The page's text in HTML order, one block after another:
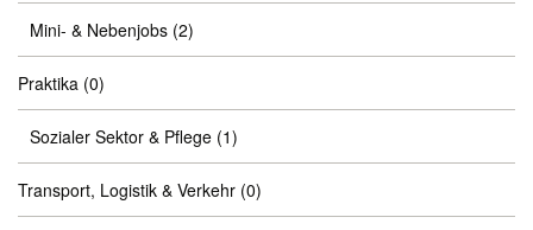
Mini- & Nebenjobs (2)
Praktika (0)
Sozialer Sektor & Pflege (1)
Transport, Logistik & Verkehr (0)